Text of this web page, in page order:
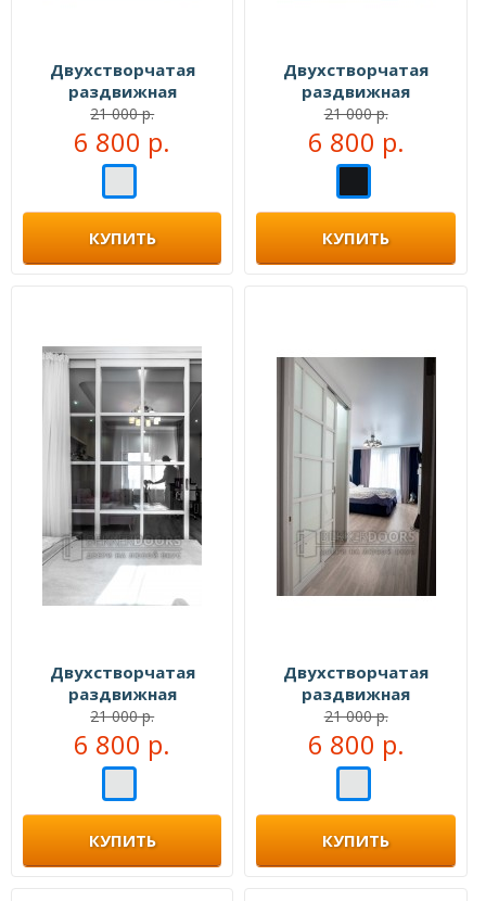
Двухстворчатая
раздвижная
перегородка №109999
21 000 р.
6 800 р.
КУПИТЬ
Двухстворчатая
раздвижная
перегородка №104333
21 000 р.
6 800 р.
КУПИТЬ
Двухстворчатая
раздвижная
перегородка №104999
21 000 р.
6 800 р.
КУПИТЬ
Двухстворчатая
раздвижная
перегородка №105111
21 000 р.
6 800 р.
КУПИТЬ